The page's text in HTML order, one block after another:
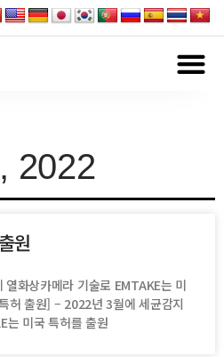
2022
원
화상카메라 기술로 EMTAKE는 미
허 출원] – 2022년 3월에 세균감지
는 미국 특허를 출원